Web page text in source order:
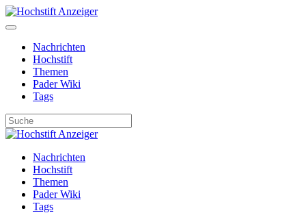
Nachrichten
Hochstift
Themen
Pader Wiki
Tags
Nachrichten
Hochstift
Themen
Pader Wiki
Tags